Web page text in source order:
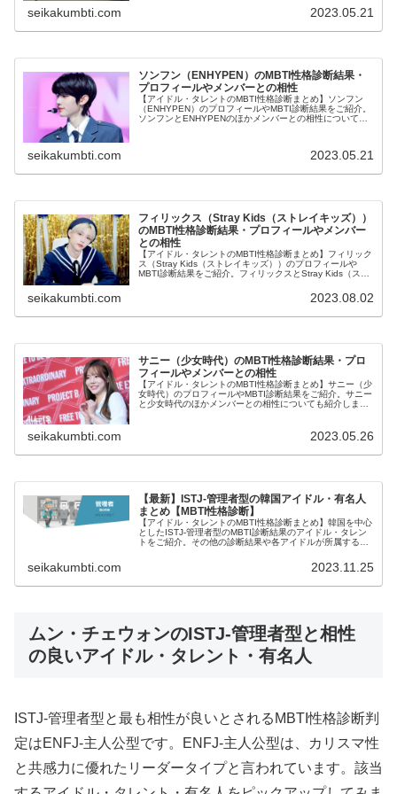
seikakumbti.com 2023.05.21
ソンフン（ENHYPEN）のMBTI性格診断結果・
プロフィールやメンバーとの相性
【アイドル・タレントのMBTI性格診断まとめ】ソンフン
（ENHYPEN）のプロフィールやMBTI診断結果をご紹介。
ソンフンとENHYPENのほかメンバーとの相性についても
seikakumbti.com 2023.05.21
フィリックス（Stray Kids（ストレイキッズ））
のMBTI性格診断結果・プロフィールやメンバー
との相性
【アイドル・タレントのMBTI性格診断まとめ】フィリック
ス（Stray Kids（ストレイキッズ））のプロフィールや
MBTI診断結果をご紹介。フィリックスとStray Kids（スト
seikakumbti.com 2023.08.02
サニー（少女時代）のMBTI性格診断結果・プロ
フィールやメンバーとの相性
【アイドル・タレントのMBTI性格診断まとめ】サニー（少
女時代）のプロフィールやMBTI診断結果をご紹介。サニー
と少女時代のほかメンバーとの相性についても紹介しま
seikakumbti.com 2023.05.26
【最新】ISTJ-管理者型の韓国アイドル・有名人
まとめ【MBTI性格診断】
【アイドル・タレントのMBTI性格診断まとめ】韓国を中心
としたISTJ-管理者型のMBTI診断結果のアイドル・タレン
トをご紹介。その他の診断結果や各アイドルが所属するグ
seikakumbti.com 2023.11.25
ムン・チェウォンのISTJ-管理者型と相性
の良いアイドル・タレント・有名人
ISTJ-管理者型と最も相性が良いとされるMBTI性格診断判
定はENFJ-主人公型です。ENFJ-主人公型は、カリスマ性
と共感力に優れたリーダータイプと言われています。該当